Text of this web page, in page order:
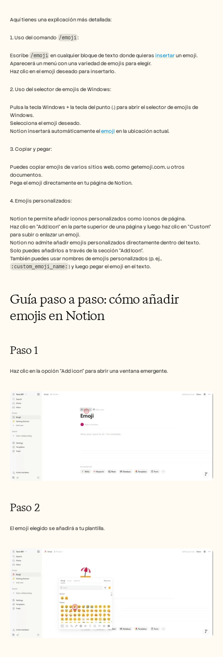
Aquí tienes una explicación más detallada:
1. Uso del comando /emoji:
Escribe /emoji en cualquier bloque de texto donde quieras insertar un emoji.
Aparecerá un menú con una variedad de emojis para elegir.
Haz clic en el emoji deseado para insertarlo.
2. Uso del selector de emojis de Windows:
Pulsa la tecla Windows + la tecla del punto (.) para abrir el selector de emojis de
Windows.
Selecciona el emoji deseado.
Notion insertará automáticamente el emoji en la ubicación actual.
3. Copiar y pegar:
Puedes copiar emojis de varios sitios web, como getemoji.com, u otros
documentos.
Pega el emoji directamente en tu página de Notion.
4. Emojis personalizados:
Notion te permite añadir iconos personalizados como iconos de página.
Haz clic en "Add Icon" en la parte superior de una página y luego haz clic en "Custom"
para subir o enlazar un emoji.
Notion no admite añadir emojis personalizados directamente dentro del texto.
Solo puedes añadirlos a través de la sección "Add Icon".
:custom_emoji_name: ) y luego pegar el emoji en el texto.
Guía paso a paso: cómo añadir
emojis en Notion
Paso 1
Haz clic en la opción "Add icon" para abrir una ventana emergente.
Paso 2
El emoji elegido se añadirá a tu plantilla.
Centro de ayuda
Precios
Empleo
Anuncio
CASOS DE USO
Habilitación de ventas
Preventa
Éxito del cliente
Ver más casos de uso
Reserva una demo